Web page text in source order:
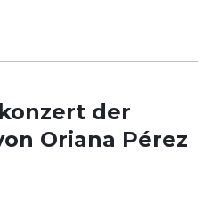
der
Oriana Pérez